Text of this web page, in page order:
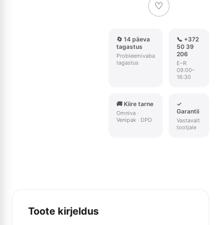
♡
🔄 14 päeva
tagastus
Probleemivaba
tagastus
📞 +372
50 39
206
E–R
09:00–
16:30
🚚 Kiire tarne
Omniva ·
Venipak · DPD
✓
Garantii
Vastavalt
tootjale
Toote kirjeldus